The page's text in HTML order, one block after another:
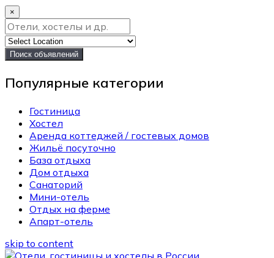
×
Поиск объявлений
Популярные категории
Гостиница
Хостел
Аренда коттеджей / гостевых домов
Жильё посуточно
База отдыха
Дом отдыха
Санаторий
Мини-отель
Отдых на ферме
Апарт-отель
skip to content